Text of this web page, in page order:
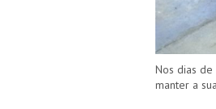
Nos dias
manter a